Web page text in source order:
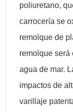
poliuretano,
carrocería se
remolque de
remolque será
agua de mar.
impactos de
varillaje